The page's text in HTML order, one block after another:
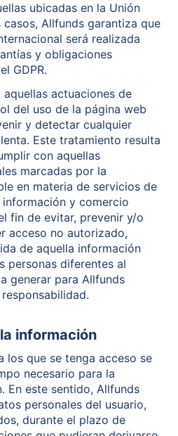
ubicadas en la Unión
casos, Allfunds garantiza que
será realizada
y obligaciones
GDPR.
actuaciones de
del uso de la página web
y detectar cualquier
Este tratamiento resulta
con aquellas
marcadas por la
en materia de servicios de
y comercio
fin de evitar, prevenir y/o
acceso no autorizado,
de aquella información
personas diferentes al
generar para Allfunds
información
los que se tenga acceso se
necesario para la
En este sentido, Allfunds
personales del usuario,
durante el plazo de